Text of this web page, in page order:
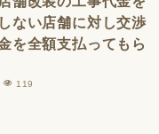
ない店舗に対し交渉
を全額支払ってもら
119